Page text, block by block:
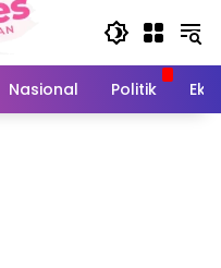
Nasional Politik